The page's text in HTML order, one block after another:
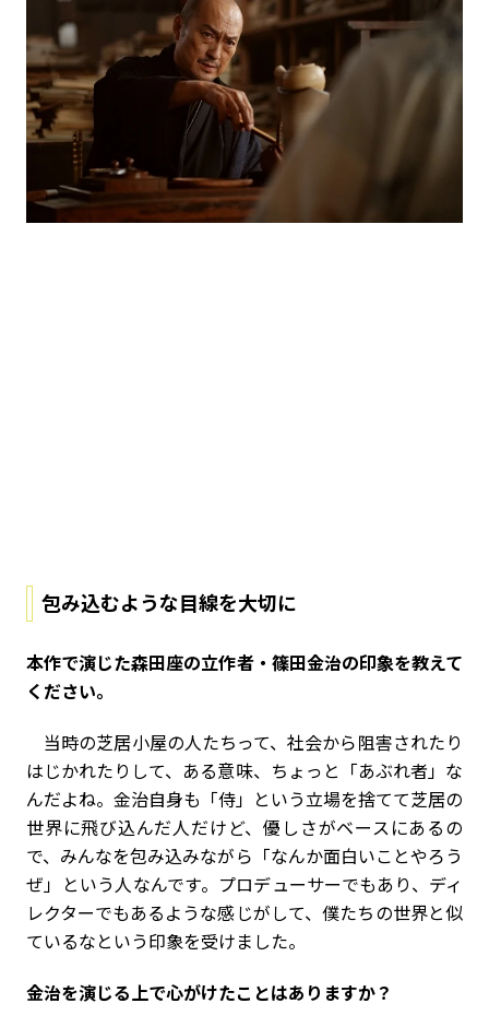
包み込むような目線を大切に
――本作で演じた森田座の立作者・篠田金治の印象を教えて
ください。
当時の芝居小屋の人たちって、社会から阻害されたり
はじかれたりして、ある意味、ちょっと「あぶれ者」な
んだよね。金治自身も「侍」という立場を捨てて芝居の
世界に飛び込んだ人だけど、優しさがベースにあるの
で、みんなを包み込みながら「なんか面白いことやろう
ぜ」という人なんです。プロデューサーでもあり、ディ
レクターでもあるような感じがして、僕たちの世界と似
ているなという印象を受けました。
――金治を演じる上で心がけたことはありますか？